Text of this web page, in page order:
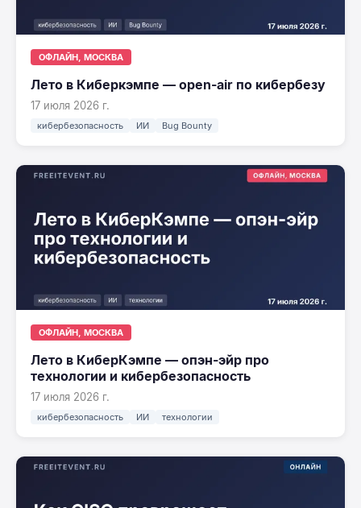
ОФЛАЙН, МОСКВА
Лето в Киберкэмпе — open-air по кибербезу
17 июля 2026 г.
кибербезопасность ИИ Bug Bounty
ОФЛАЙН, МОСКВА
Лето в КиберКэмпе — опэн-эйр про
технологии и кибербезопасность
17 июля 2026 г.
кибербезопасность ИИ технологии